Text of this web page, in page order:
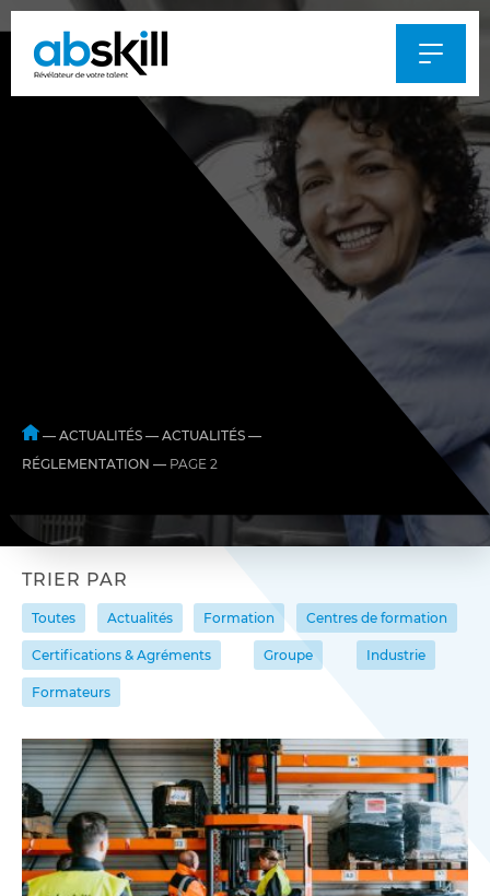
— ACTUALITÉS — ACTUALITÉS —
RÉGLEMENTATION — PAGE 2
TRIER PAR
Toutes Actualités Formation Centres de formation
Certifications & Agréments Groupe Industrie
Formateurs